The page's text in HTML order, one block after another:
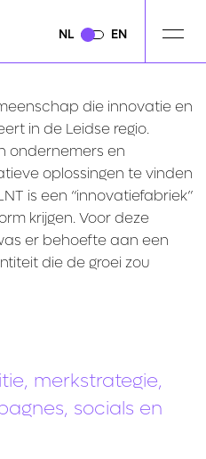
NL EN
NL EN
die innovatie en
in de Leidse regio.
ondernemers en
oplossingen te vinden
is een “innovatiefabriek”
krijgen. Voor deze
er behoefte aan een
die de groei zou
merkstrategie,
socials en